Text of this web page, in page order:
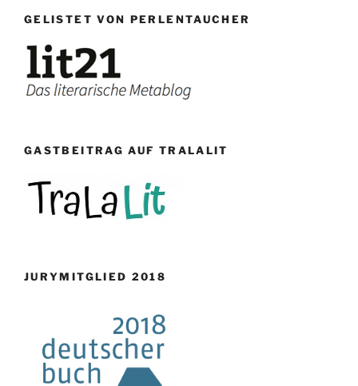
GELISTET VON PERLENTAUCHER
GASTBEITRAG AUF TRALALIT
JURYMITGLIED 2018